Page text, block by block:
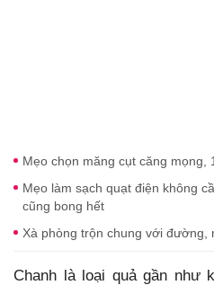
Mẹo chọn măng cụt căng mọng,
Mẹo làm sạch quạt điện không
cũng bong hết
Xà phòng trộn chung với đường,
Chanh là loại quả gần như